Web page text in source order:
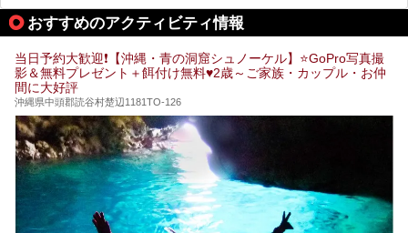
は“共同湯王国”といっても決して過言では無いでしょう。
今回は地元在住の九州の温泉ライターである筆者が過去入浴
した中から、源泉かけ流しと泉質の良さにこだわって九州の
めぐりの参考にされてみて下さい！
おすすめのアクティビティ情報
当日予約大歓迎❗【沖縄・青の洞窟シュノーケル】⭐GoPro写真撮
影＆無料プレゼント＋餌付け無料♥️2歳～ご家族・カップル・お仲
間に大好評
沖縄県中頭郡読谷村楚辺1181TO-126